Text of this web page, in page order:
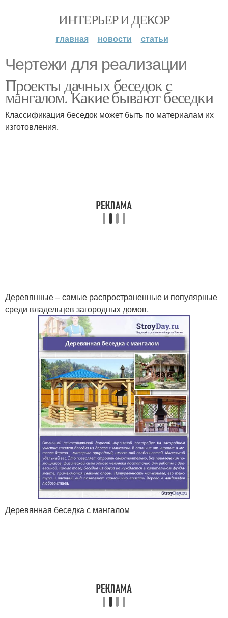
ИНТЕРЬЕР И ДЕКОР
главная новости статьи
Чертежи для реализации
Проекты дачных беседок с
мангалом. Какие бывают беседки
Классификация беседок может быть по материалам их
изготовления.
Деревянные – самые распространенные и популярные
среди владельцев загородных домов.
Деревянная беседка с мангалом